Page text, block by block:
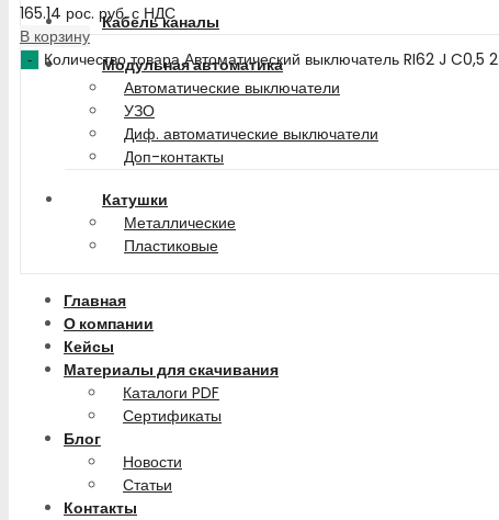
Кабель каналы
Модульная автоматика
Автоматические выключатели
УЗО
Диф. автоматические выключатели
Доп-контакты
Катушки
Металлические
Пластиковые
Главная
О компании
Кейсы
Материалы для скачивания
Каталоги PDF
Сертификаты
Блог
Новости
Статьи
Контакты
165.14 рос. руб.с НДС
В корзину
Количество товара Автоматический выключатель RI62 J